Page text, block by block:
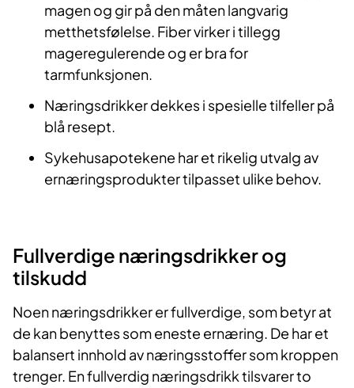
magen og gir på den måten langvarig
metthetsfølelse. Fiber virker i tillegg
mageregulerende og er bra for
tarmfunksjonen.
Næringsdrikker dekkes i spesielle tilfeller på
blå resept.
Sykehusapotekene har et rikelig utvalg av
ernæringsprodukter tilpasset ulike behov.
Fullverdige næringsdrikker og
tilskudd
Noen næringsdrikker er fullverdige, som betyr at
de kan benyttes som eneste ernæring. De har et
balansert innhold av næringsstoffer som kroppen
trenger. En fullverdig næringsdrikk tilsvarer to